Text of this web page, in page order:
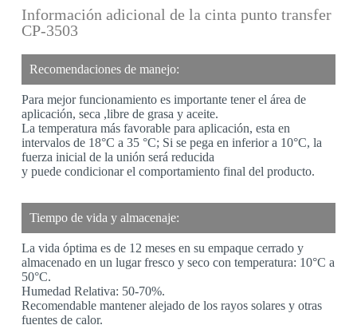
Información adicional de la cinta punto transfer
CP-3503
Recomendaciones de manejo:
Para mejor funcionamiento es importante tener el área de
aplicación, seca ,libre de grasa y aceite.
La temperatura más favorable para aplicación, esta en
intervalos de 18°C a 35 °C; Si se pega en inferior a 10°C, la
fuerza inicial de la unión será reducida
y puede condicionar el comportamiento final del producto.
Tiempo de vida y almacenaje:
La vida óptima es de 12 meses en su empaque cerrado y
almacenado en un lugar fresco y seco con temperatura: 10°C a
50°C.
Humedad Relativa: 50-70%.
Recomendable mantener alejado de los rayos solares y otras
fuentes de calor.